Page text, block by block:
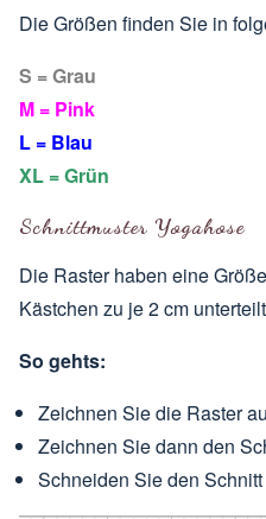
Die Größen finden Sie in
S = Grau
M = Pink
L = Blau
XL = Grün
Schnittmuster Yogahose
Die Raster haben eine
Kästchen zu je 2 cm
So gehts:
Zeichnen Sie die Raster
Zeichnen Sie dann den
Schneiden Sie den Schnitt